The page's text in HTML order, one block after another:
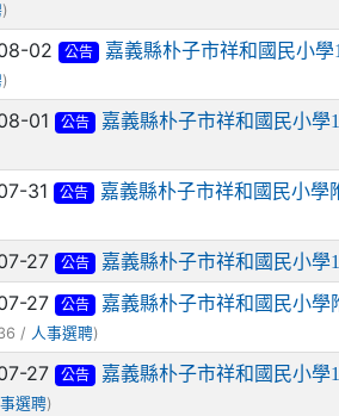
)
02 公告 嘉義縣朴子市祥和國民小
)
01 公告 嘉義縣朴子市祥和國民小學
31 公告 嘉義縣朴子市祥和國民小學
27 公告 嘉義縣朴子市祥和國民小學
27 公告 嘉義縣朴子市祥和國民小學
/ 人事選聘)
27 公告 嘉義縣朴子市祥和國民小學
選聘)